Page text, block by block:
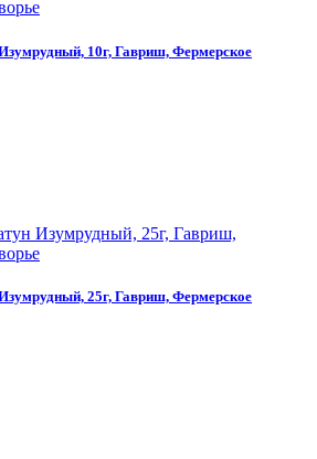
10г, Гавриш, Фермерское
25г, Гавриш, Фермерское